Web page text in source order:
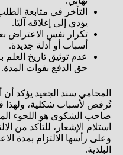
التأخر في متابعة
يؤدي إلى إغلاقه آليًا.
تكرار نفس الاعتراض
أسباب أو أدلة جديدة.
عدم توثيق تاريخ العلم
حق الدفع بفوات المدة.
المحامي سند الجعيد يؤكد
تُرفض لأسباب شكلية، ولهذا
صاحب الشكوى هو اللجوء
استلام الإشعار، للتأكد من
وعلى رأسها الالتزام بمدة
البلدية.